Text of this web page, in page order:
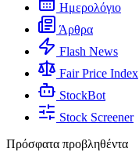
Ημερολόγιο
Άρθρα
Flash News
Fair Price Index
StockBot
Stock Screener
Πρόσφατα προβληθέντα